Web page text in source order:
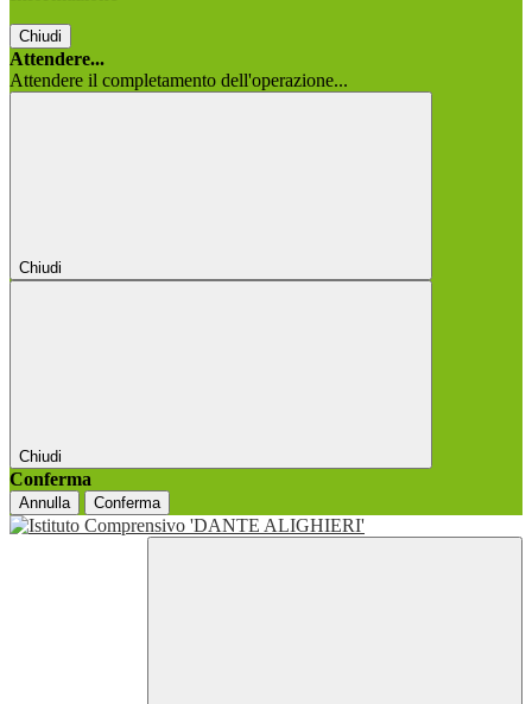
Chiudi
Attendere...
Attendere il completamento dell'operazione...
Chiudi
Chiudi
Conferma
Annulla Conferma